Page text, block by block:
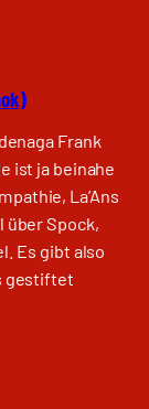
Frank
ist ja beinahe
La’Ans
über Spock,
Es gibt also
gestiftet